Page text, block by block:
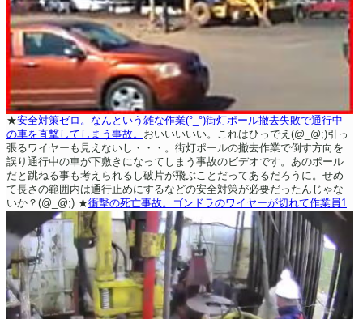
★安全対策ゼロ。なんという雑な作業(°_°)街灯ポール撤去失敗で通行中
の車を直撃してしまう事故。 おいいいいい。これはひっでえ(@_@;)引っ
張るワイヤーも見えないし・・・。街灯ポールの撤去作業で倒す方向を
誤り通行中の車が下敷きになってしまう事故のビデオです。あのポール
だと跳ねる事も考えられるし破片が飛ぶことだってあるだろうに。せめ
て長さの範囲内は通行止めにするなどの安全対策が必要だったんじゃな
いか？(@_@;) ★衝撃の死亡事故。ゴンドラのワイヤーが切れて作業員1